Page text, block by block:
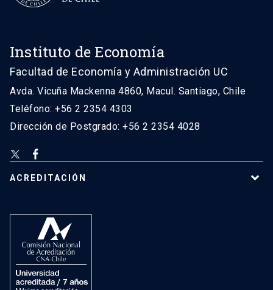
Instituto de Economía
Facultad de Economía y Administración UC
Avda. Vicuña Mackenna 4860, Macul. Santiago, Chile
Teléfono: +56 2 2354 4303
Dirección de Postgrado: +56 2 2354 4028
ACREDITACIÓN